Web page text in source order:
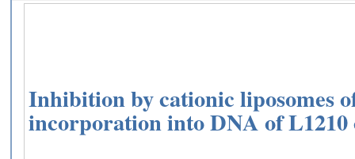
Inhibition by cationic liposomes
incorporation into DNA of L1210